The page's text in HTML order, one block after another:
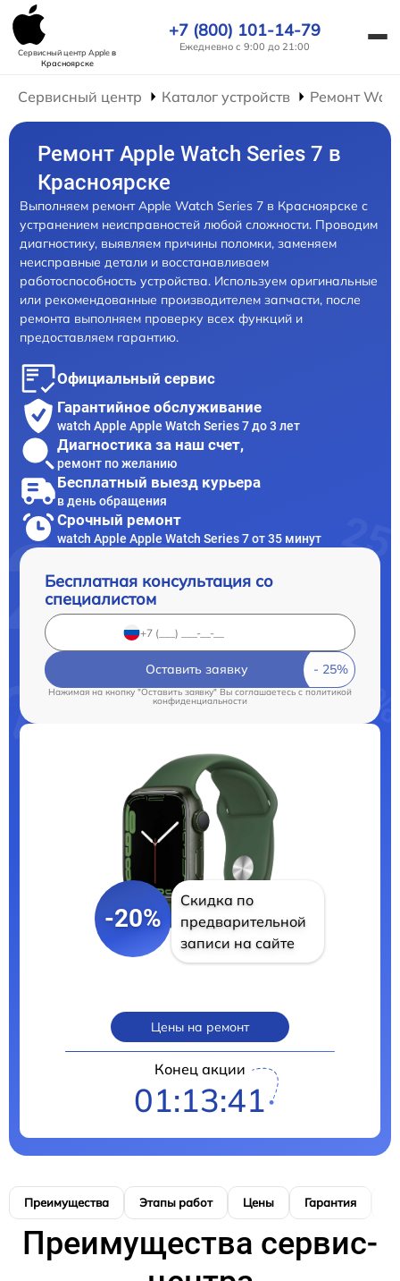
Сервисный центр Appleв
Красноярске
+7 (800) 101-14-79
Ежедневно с 9:00 до 21:00
Сервисный центр Каталог устройств Ремонт
Ремонт Apple Watch Series 7 в
Красноярске
Выполняем ремонт Apple Watch Series 7 в Красноярске с
устранением неисправностей любой сложности. Проводим
диагностику, выявляем причины поломки, заменяем
неисправные детали и восстанавливаем
работоспособность устройства. Используем оригинальные
или рекомендованные производителем запчасти, после
ремонта выполняем проверку всех функций и
предоставляем гарантию.
Официальный сервис
Гарантийное обслуживание
watch Apple Apple Watch Series 7 до 3 лет
Диагностика за наш счет,
ремонт по желанию
Бесплатный выезд курьера
в день обращения
Срочный ремонт
watch Apple Apple Watch Series 7 от 35 минут
Бесплатная консультация со
специалистом
Оставить заявку
Нажимая на кнопку "Оставить заявку" Вы соглашаетесь cполитикой
конфиденциальности
-20%
Скидка по
предварительной
записи на сайте
Цены на ремонт
Конец акции
01:13:40
Преимущества Этапы работ Цены Гарантия
Преимущества сервис-